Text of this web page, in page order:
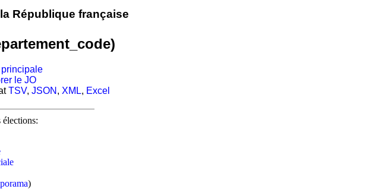
République française
principale
le JO
TSV, JSON , XML, Excel
élections:
)